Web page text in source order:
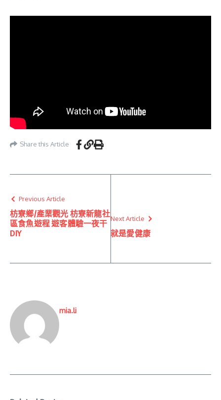
Share this Article
Previous Article
枋寮鄉/產業觀光 枋寮新龍社
區食魚遊程 遊客體驗一夜干
DIY
Next Article
就是愛健康
mia.li